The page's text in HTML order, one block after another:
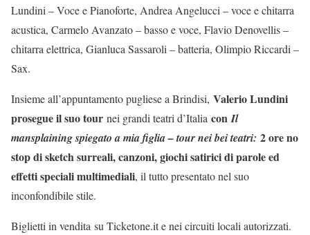
Lundini – Voce e Pianoforte, Andrea Angelucci – voce e chitarra
acustica, Carmelo Avanzato – basso e voce, Flavio Denovellis –
chitarra elettrica, Gianluca Sassaroli – batteria, Olimpio Riccardi –
Sax.
Insieme all’appuntamento pugliese a Brindisi, Valerio Lundini
prosegue il suo tour nei grandi teatri d’Italia conIl
mansplaining spiegato a mia figlia – tour nei bei teatri: 2 ore no
stop di sketch surreali, canzoni, giochi satirici di parole ed
effetti speciali multimediali, il tutto presentato nel suo
inconfondibile stile.
Biglietti in vendita su Ticketone.it e nei circuiti locali autorizzati.